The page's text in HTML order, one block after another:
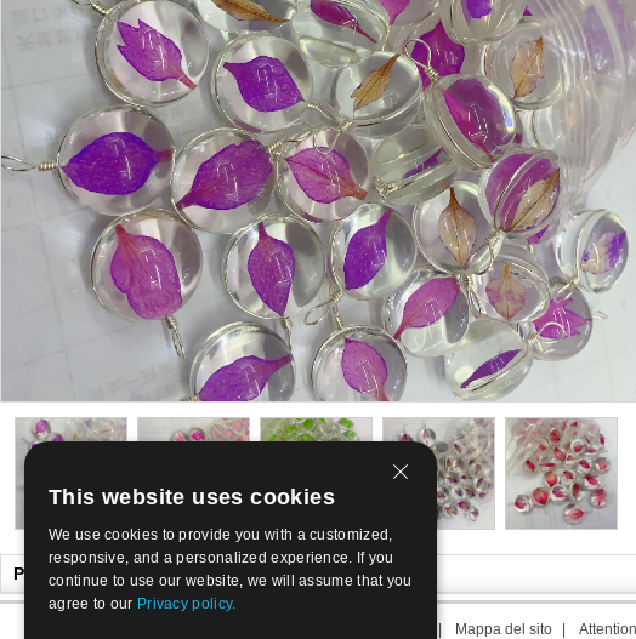
Potrebbe anche piacerti
Mappa del sito
This website uses cookies
We use cookies to provide you with a customized,
responsive, and a personalized experience. If you
continue to use our website, we will assume that you
agree to our Privacy policy.